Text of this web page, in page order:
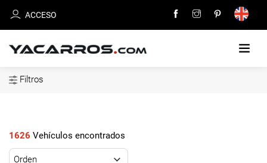
ACCESO
EN
VENTA
Filtros
1626 Vehículos encontrados